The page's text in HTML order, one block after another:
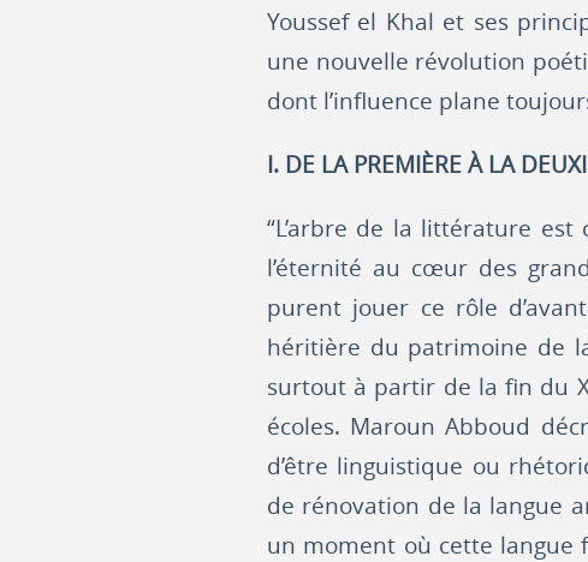
Youssef el Khal et ses
une nouvelle révolution
dont l’influence plane
I. DE LA PREMIÈRE À LA
“L’arbre de la littérature
l’éternité au cœur des
purent jouer ce rôle
héritière du patrimoine de
surtout à partir de la fin du
écoles. Maroun Abboud
d’être linguistique ou
de rénovation de la langue
un moment où cette langue